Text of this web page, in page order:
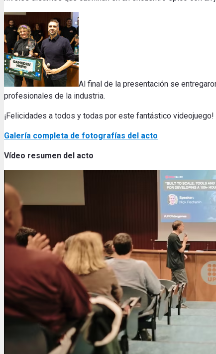
Al final de la presentación se
profesionales de la industria.
¡Felicidades a todos y todas por este fantástico
Galería completa de fotografías del acto
Vídeo resumen del acto